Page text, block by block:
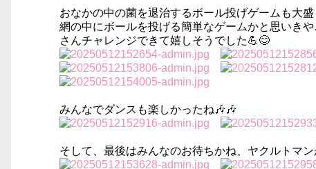
おなかの中の菌を退治するボール投げゲームも大盛
網の中にボールを投げる簡単なゲームかと思いき
さんチャレンジできて嬉しそうでした💪😊
みんなでダンスも楽しかったね🎶🎶
そして、最後はみんなのお待ちかね、ヤクルトマン